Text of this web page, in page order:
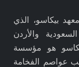
بيكاسو، الذي
والأردن
هو مؤسسة
عواصم الفخامة